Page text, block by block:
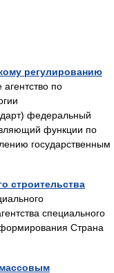
регулированию
по
федеральный
функции по
государственным
строительства
специального
Страна
массовым